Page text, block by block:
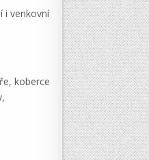
i venkovní
koberce